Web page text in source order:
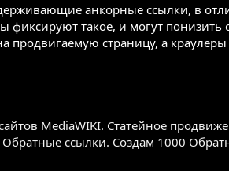
анкорные ссылки, в
фиксируют такое, и могут понизить
продвигаемую страницу, а
MediaWIKI. Статейное
Обратные ссылки. Создам 1000